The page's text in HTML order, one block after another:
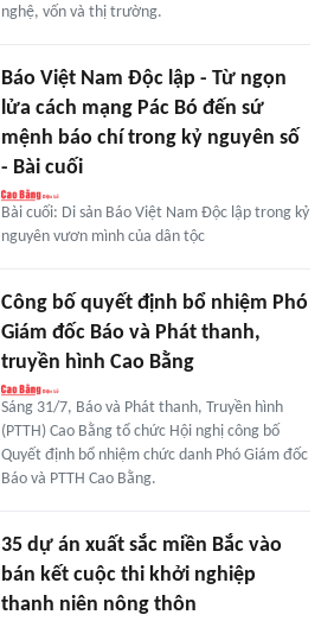
nghệ, vốn và thị trường.
Báo Việt Nam Độc lập - Từ ngọn
lửa cách mạng Pác Bó đến sứ
mệnh báo chí trong kỷ nguyên số
- Bài cuối
Bài cuối: Di sản Báo Việt Nam Độc lập trong kỷ
nguyên vươn mình của dân tộc
Công bố quyết định bổ nhiệm Phó
Giám đốc Báo và Phát thanh,
truyền hình Cao Bằng
Sáng 31/7, Báo và Phát thanh, Truyền hình
(PTTH) Cao Bằng tổ chức Hội nghị công bố
Quyết định bổ nhiệm chức danh Phó Giám đốc
Báo và PTTH Cao Bằng.
35 dự án xuất sắc miền Bắc vào
bán kết cuộc thi khởi nghiệp
thanh niên nông thôn